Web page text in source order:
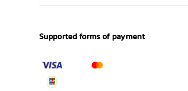
Supported forms of payment